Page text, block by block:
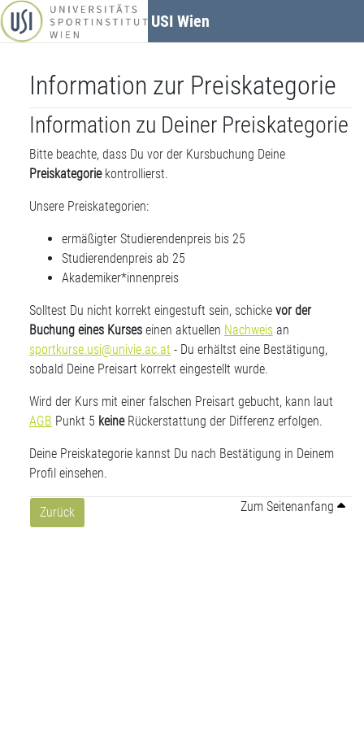
Zum Hauptinhalt
USI Wien
Information zur Preiskategorie
Information zu Deiner Preiskategorie
Bitte beachte, dass Du vor der Kursbuchung Deine
Preiskategoriekontrollierst.
Unsere Preiskategorien:
ermäßigter Studierendenpreis bis 25
Studierendenpreis ab 25
Akademiker*innenpreis
Solltest Du nicht korrekt eingestuft sein, schicke vor der
Buchung eines Kurses einen aktuellen Nachweisan
sportkurse.usi@univie.ac.at - Du erhältst eine Bestätigung,
sobald Deine Preisart korrekt eingestellt wurde.
Wird der Kurs mit einer falschen Preisart gebucht, kann laut
AGB Punkt 5 keine Rückerstattung der Differenz erfolgen.
Deine Preiskategorie kannst Du nach Bestätigung in Deinem
Profil einsehen.
Zurück Zum Seitenanfang